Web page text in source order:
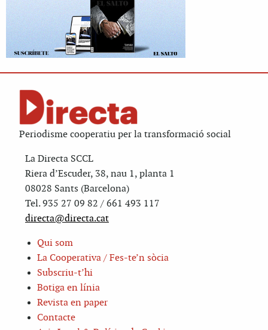
Periodisme cooperatiu per la transformació social
La Directa SCCL
Riera d’Escuder, 38, nau 1, planta 1
08028 Sants (Barcelona)
Tel. 935 27 09 82 / 661 493 117
directa@directa.cat
Qui som
La Cooperativa / Fes-te’n sòcia
Subscriu-t’hi
Botiga en línia
Revista en paper
Contacte